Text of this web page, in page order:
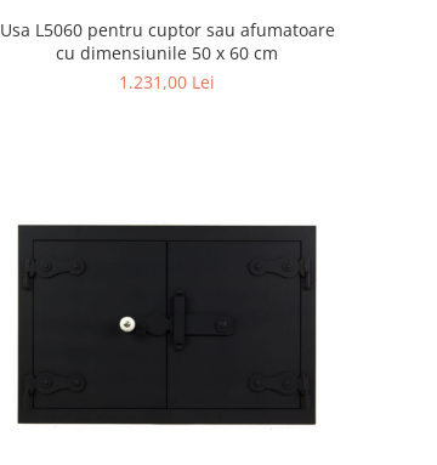
Usa L5060 pentru cuptor sau afumatoare
cu dimensiunile 50 x 60 cm
1.231,00 Lei